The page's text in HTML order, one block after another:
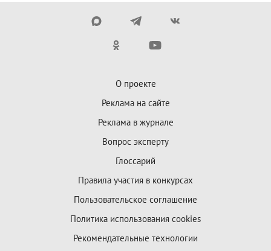
О проекте
Реклама на сайте
Реклама в журнале
Вопрос эксперту
Глоссарий
Правила участия в конкурсах
Пользовательское соглашение
Политика использования cookies
Рекомендательные технологии